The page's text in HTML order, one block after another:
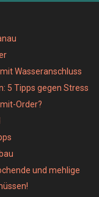
Wasseranschluss
5 Tipps gegen Stress
Order?
und mehlige